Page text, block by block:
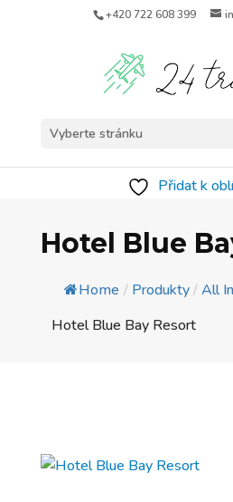
+420 722 608 399
Vyberte stránku
Přidat k
Hotel Blue
Home / Produkty/All
Hotel Blue Bay Resort